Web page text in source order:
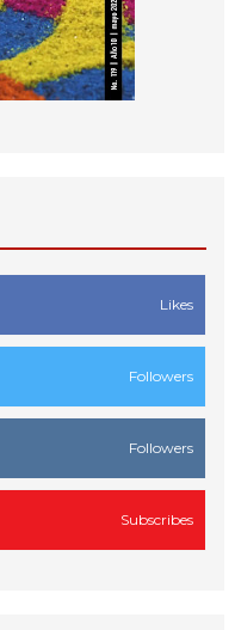
Likes
Followers
Followers
Subscribes